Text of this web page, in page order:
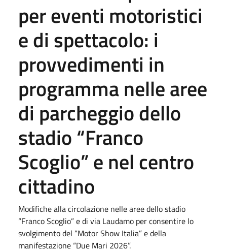
per eventi motoristici
e di spettacolo: i
provvedimenti in
programma nelle aree
di parcheggio dello
stadio “Franco
Scoglio” e nel centro
cittadino
Modifiche alla circolazione nelle aree dello stadio
“Franco Scoglio” e di via Laudamo per consentire lo
svolgimento del “Motor Show Italia” e della
manifestazione “Due Mari 2026”.